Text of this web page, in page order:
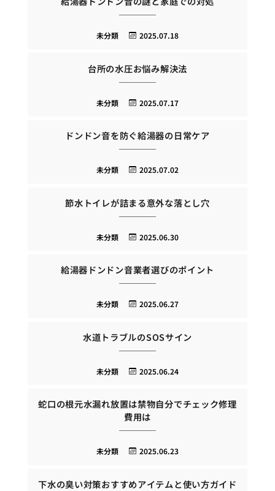
2025.07.18
未分類
台所の水圧お悩み解決法
2025.07.17
未分類
ドンドン音を防ぐ給湯器の日常ケア
2025.07.02
未分類
節水トイレが詰まる意外な落とし穴
2025.06.30
未分類
給湯器ドンドン音業者選びのポイント
2025.06.27
未分類
水道トラブルのSOSサイン
2025.06.24
未分類
蛇口の根元水漏れ放置は禁物自分でチェック修理
費用は
2025.06.23
未分類
下水の臭い対策おすすめアイテムと使い方ガイド